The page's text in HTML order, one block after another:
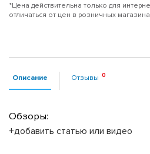
*Цена действительна только для
отличаться от цен в розничных
Описание Отзывы
Обзоры:
+добавить статью или видео